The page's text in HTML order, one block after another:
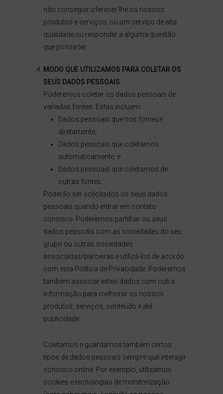
não conseguir oferecer-lhe os nossos
produtos e serviços, ou um serviço de alta
qualidade ou responder a alguma questão
que possa ter.
MODO QUE UTILIZAMOS PARA COLETAR OS
SEUS DADOS PESSOAIS
Poderemos coletar os dados pessoais de
variadas fontes. Estas incluem:
Dados pessoais que nos fornece
diretamente;
Dados pessoais que coletamos
automaticamente, e
Dados pessoais que coletamos de
outras fontes.
Poderão ser solicitados os seus dados
pessoais quando entrar em contato
conosco. Poderemos partilhar os seus
dados pessoais com as sociedades do seu
grupo ou outras sociedades
associadas/parceiras e utilizá-los de acordo
com esta Política de Privacidade. Poderemos
também associar estes dados com outra
informação para melhorar os nossos
produtos, serviços, conteúdo e até
publicidade.
Coletamos e guardamos também certos
tipos de dados pessoais sempre que interagir
conosco online. Por exemplo, utilizamos
cookies e tecnologias de monitorização